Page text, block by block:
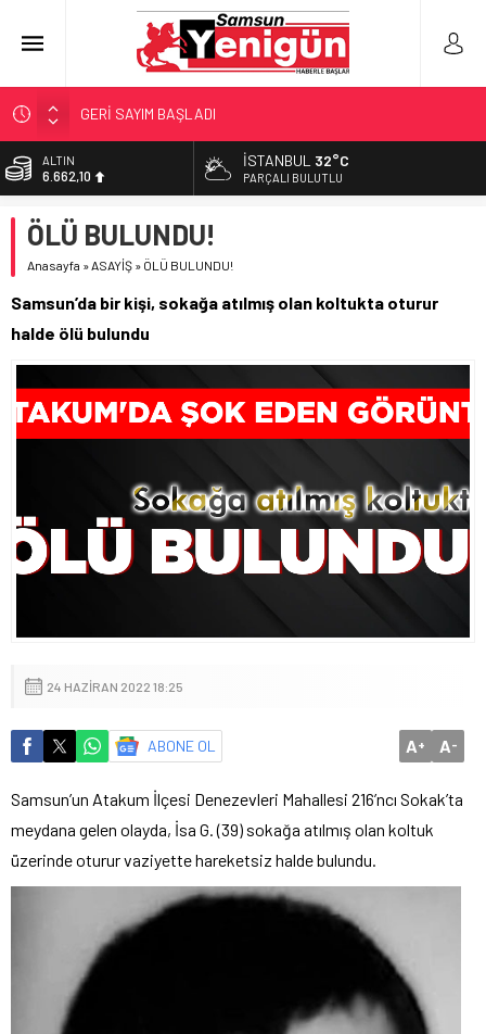
GERİ SAYIM BAŞLADI
SAMSUNSPOR’DA HEDEF 5’İNCİLİK!
‘BAFRA’YA YATIRIM YAPIN!’
YÖNETİCİ SEÇERKEN YAPILAN EN BÜYÜK HATALAR
ALTIN
6.662,10
13.779,39
DOLAR
55,1824
İSTANBUL 32°C
PARÇALI BULUTLU
ÖLÜ BULUNDU!
Anasayfa »ASAYİŞ » ÖLÜ BULUNDU!
Samsun’da bir kişi, sokağa atılmış olan koltukta oturur
halde ölü bulundu
24 HAZIRAN 2022 18:25
ABONE OL A+ A-
Samsun’un Atakum İlçesi Denezevleri Mahallesi 216’ncı Sokak’ta
meydana gelen olayda, İsa G. (39) sokağa atılmış olan koltuk
üzerinde oturur vaziyette hareketsiz halde bulundu.